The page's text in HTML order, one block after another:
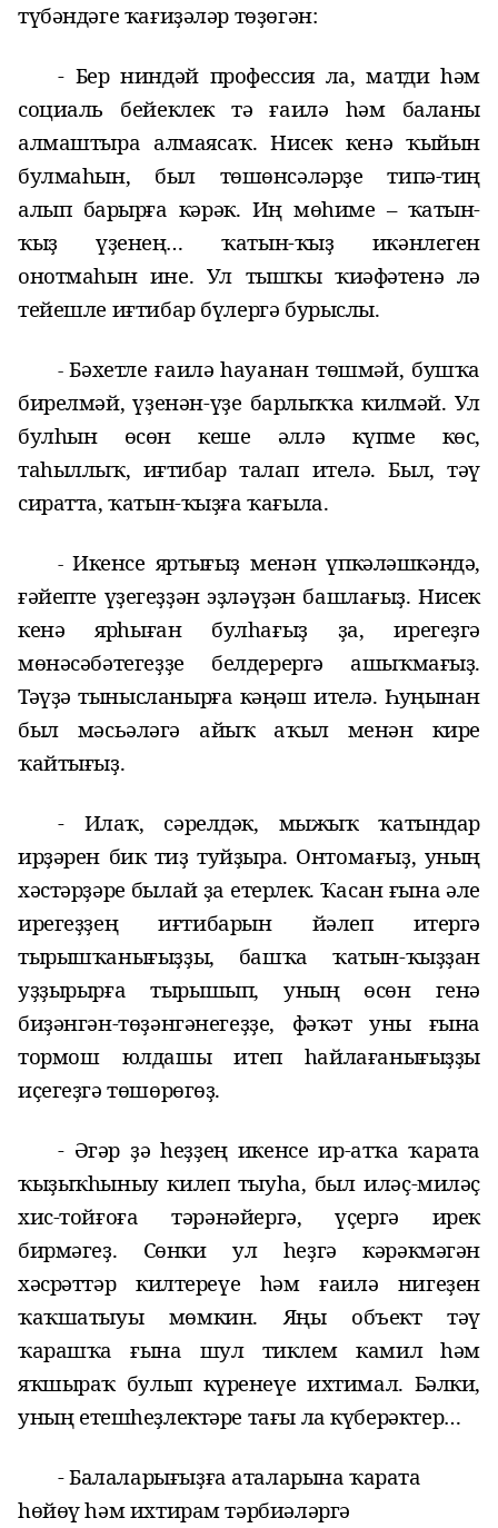
түбәндәге ҡағиҙәләр төҙөгән:
- Бер ниндәй профессия ла, матди һәм
социаль бейеклек тә ғаилә һәм баланы
алмаштыра алмаясаҡ. Нисек кенә ҡыйын
булмаһын, был төшөнсәләрҙе типә-тиң
алып барырға кәрәк. Иң мөһиме – ҡатын-
ҡыҙ үҙенең… ҡатын-ҡыҙ икәнлеген
онотмаһын ине. Ул тышҡы ҡиәфәтенә лә
тейешле иғтибар бүлергә бурыслы.
-Бәхетле ғаилә һауанан төшмәй, бушҡа
бирелмәй, үҙенән-үҙе барлыҡҡа килмәй. Ул
булһын өсөн кеше әллә күпме көс,
таһыллыҡ, иғтибар талап ителә. Был, тәү
сиратта, ҡатын-ҡыҙға ҡағыла.
- Икенсе яртығыҙ менән үпкәләшкәндә,
ғәйепте үҙегеҙҙән эҙләүҙән башлағыҙ. Нисек
кенә ярһыған булһағыҙ ҙа, ирегеҙгә
мөнәсәбәтегеҙҙе белдерергә ашыҡмағыҙ.
Тәүҙә тынысланырға кәңәш ителә. Һуңынан
был мәсьәләгә айыҡ аҡыл менән кире
ҡайтығыҙ.
- Илаҡ, сәрелдәк, мыжыҡ ҡатындар
ирҙәрен бик тиҙ туйҙыра. Онтомағыҙ, уның
хәстәрҙәре былай ҙа етерлек. Ҡасан ғына әле
ирегеҙҙең иғтибарын йәлеп итергә
тырышҡанығыҙҙы, башҡа ҡатын-ҡыҙҙан
уҙҙырырға тырышып, уның өсөн генә
биҙәнгән-төҙәнгәнегеҙҙе, фәҡәт уны ғына
тормош юлдашы итеп һайлағанығыҙҙы
иҫегеҙгә төшөрөгөҙ.
- Әгәр ҙә һеҙҙең икенсе ир-атҡа ҡарата
ҡыҙыҡһыныукилеп тыуһа, был иләҫ-миләҫ
хис-тойғоға тәрәнәйергә, үҫергә ирек
бирмәгеҙ. Сөнки ул һеҙгә кәрәкмәгән
хәсрәттәр килтереүе һәм ғаилә нигеҙен
ҡаҡшатыуы мөмкин. Яңы объект тәү
ҡарашҡа ғына шул тиклем камил һәм
яҡшыраҡ булып күренеүе ихтимал. Бәлки,
уның етешһеҙлектәре тағы ла күберәктер…
- Балаларығыҙға аталарына ҡарата
һөйөү һәм ихтирам тәрбиәләргә